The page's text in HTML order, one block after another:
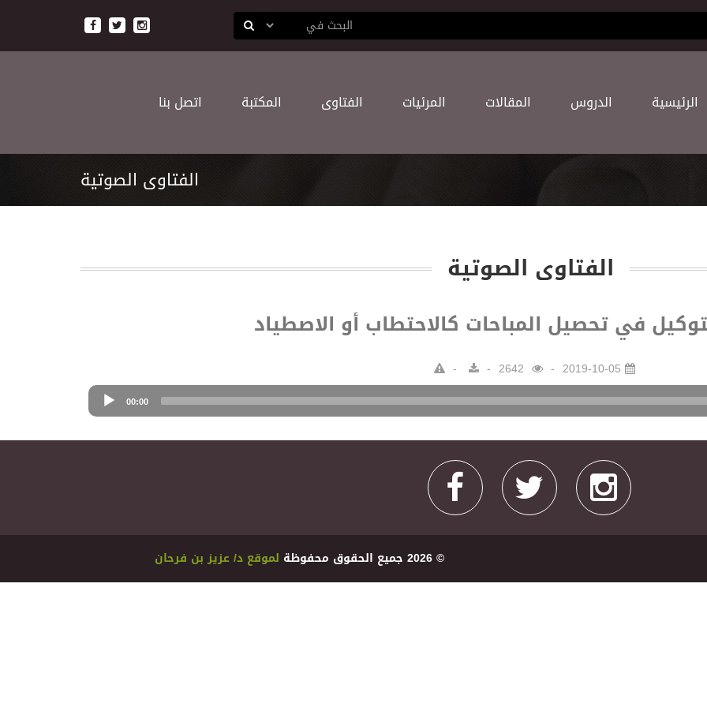
اﻟﺮﺋﻴﺴﻴﺔ اﻟﺪﺭﻭﺱ اﻟﻤﻘﺎﻻﺕ اﻟﻤﺮﺋﻴﺎﺕ اﻟﻔﺘﺎﻭﻯ اﻟﻤﻜﺘﺒﺔ اﺗﺼﻞ ﺑﻨﺎ
الفتاوى الصوتية
الفتاوى الصوتية
في تحصيل المباحات كالاحتطاب أو الاصطياد
2019-10-05
Audio
Player
00:00
© 2026 ﺟﻤﻴﻊ اﻟﺤﻘﻮﻕ ﻣﺤﻔﻮﻇﺔ ﻟﻤﻮﻗﻊ ﺩ/ ﻋﺰﻳﺰ ﺑﻦ ﻓﺮﺣﺎﻥ